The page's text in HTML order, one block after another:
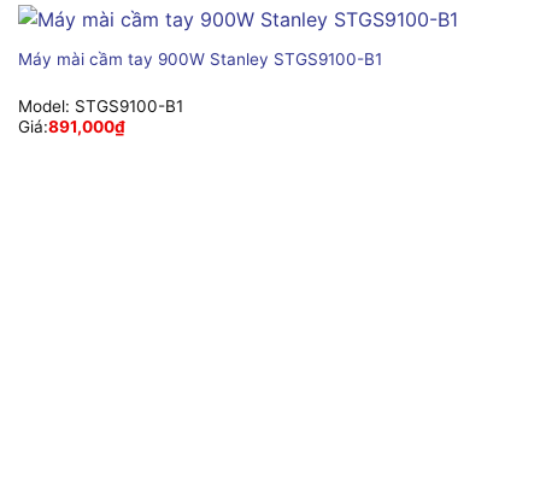
Máy mài cầm tay 900W Stanley STGS9100-B1
Model: STGS9100-B1
Giá:891,000₫